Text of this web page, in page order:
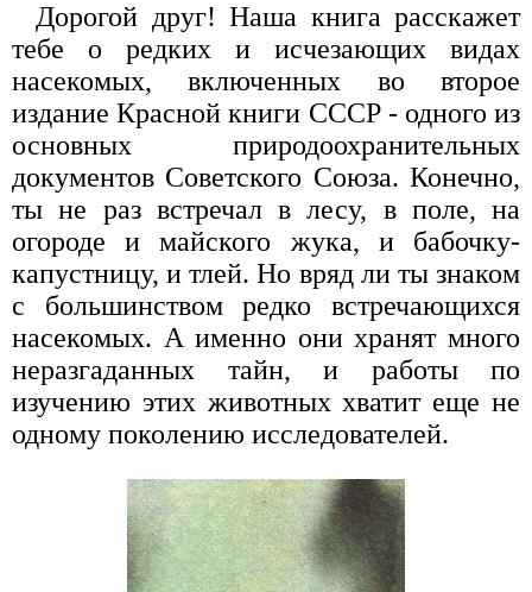
Дорогой друг! Наша книга расскажет
тебе о редких и исчезающих видах
насекомых, включенных во второе
издание Красной книги СССР - одного из
основных природоохранительных
документов Советского Союза. Конечно,
ты не раз встречал в лесу, в поле, на
огороде и майского жука, и бабочку-
капустницу, и тлей. Но вряд ли ты знаком
с большинством редко встречающихся
насекомых. А именно они хранят много
неразгаданных тайн, и работы по
изучению этих животных хватит еще не
одному поколению исследователей.